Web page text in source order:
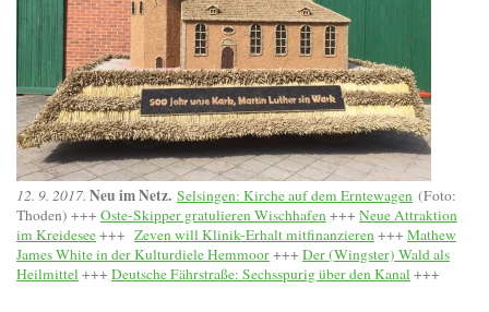
12. 9. 2017. Neu im Netz. Selsingen: Kirche auf dem Erntewagen (Foto:
Thoden) +++ Oste-Skipper gratulieren Wischhafen+++ Neue Attraktion
im Kreidesee+++ Zeven will Klinik-Erhalt mitfinanzieren+++ Mathew
James White in der Kulturdiele Hemmoor+++ Der (Wingster) Wald als
Heilmittel +++ Deutsche Fährstraße: Sechsspurig über den Kanal +++